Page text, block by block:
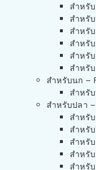
สำหรั
สำหรั
สำหรั
สำหรั
สำหรั
สำหรั
สำหรับนก –
สำหรั
สำหรับปลา –
สำหรั
สำหรั
สำหรั
สำหรั
สำหรั